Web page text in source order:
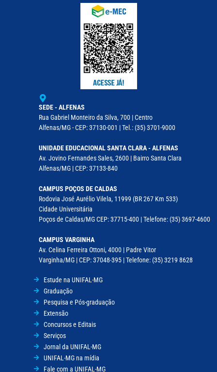
SEDE - ALFENAS
Rua Gabriel Monteiro da Silva, 700 | Centro
Alfenas/MG - CEP: 37130-001 | Tel.: (35) 3701-9000
UNIDADE EDUCACIONAL SANTA CLARA - ALFENAS
Av. Jovino Fernandes Sales, 2600 | Bairro Santa Clara
Alfenas/MG | CEP: 37133-840
CAMPUS POÇOS DE CALDAS
Rodovia José Aurélio Vilela, 11999 (BR 267 Km 533)
Cidade Universitária
Poços de Caldas/MG CEP: 37715-400 | Telefone: (35) 3697-4600
CAMPUS VARGINHA
Av. Celina Ferreira Ottoni, 4000 | Padre Vitor
Varginha/MG | CEP: 37048-395 | Telefone: (35) 3219 8628
Estude na UNIFAL-MG
Graduação
Pesquisa e Pós-graduação
Extensão
Concursos e Editais
Serviços
Jornal da UNIFAL-MG
UNIFAL-MG na mídia
Fale com a UNIFAL-MG